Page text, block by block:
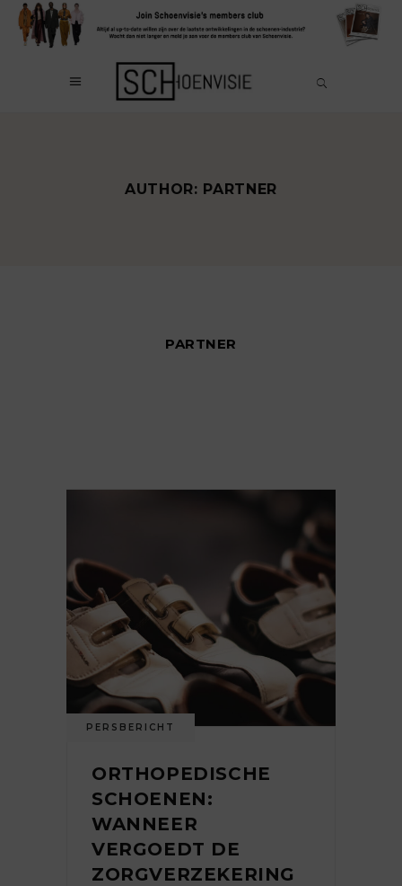
AUTHOR: PARTNER
PARTNER
PERSBERICHT
ORTHOPEDISCHE
SCHOENEN:
WANNEER
VERGOEDT DE
ZORGVERZEKERING